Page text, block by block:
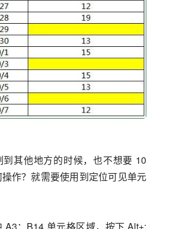
其他地方的时候，也不想要 10
作？就需要使用到定位可见单元